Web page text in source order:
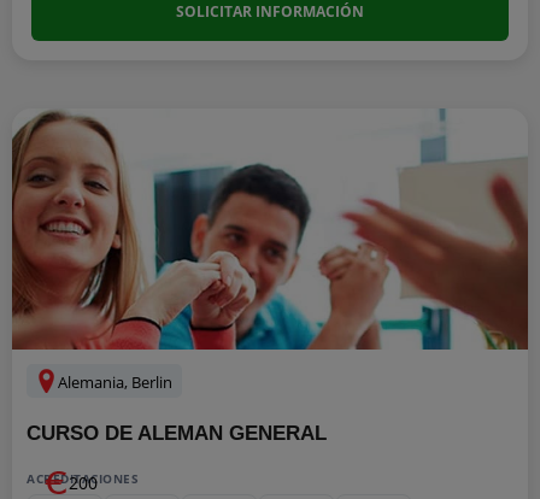
SOLICITAR INFORMACIÓN
Alemania, Berlin
CURSO DE ALEMAN GENERAL
200
ACREDITACIONES